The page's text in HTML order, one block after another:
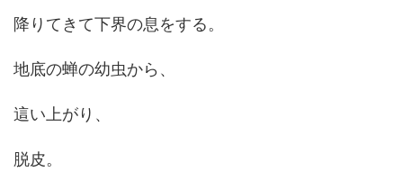
降りてきて下界の息をする。
地底の蝉の幼虫から、
這い上がり、
脱皮。